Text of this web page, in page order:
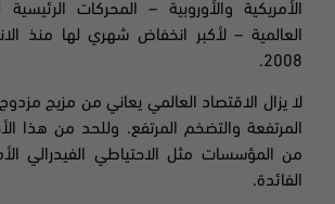
الأمريكية والأوروبية – المحركات
العالمية – لأكبر انخفاض شهري لها منذ
2008.
لا يزال الاقتصاد العالمي يعاني من مزيج
المرتفعة والتضخم المرتفع. وللحد من هذا
من المؤسسات مثل الاحتياطي الفيدرالي
الفائدة.